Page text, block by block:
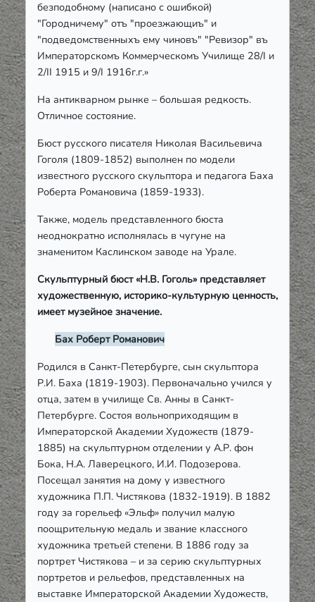
безподобному (написано с ошибкой)
"Городничему" отъ "проезжающиъ" и
"подведомственныхъ ему чиновъ" "Ревизор" въ
Императорскомъ Коммерческомъ Училище 28/I и
2/II 1915 и 9/I 1916г.г.»
На антикварном рынке – большая редкость.
Отличное состояние.
Бюст русского писателя Николая Васильевича
Гоголя (1809-1852) выполнен по модели
известного русского скульптора и педагога Баха
Роберта Романовича (1859-1933).
Также, модель представленного бюста
неоднократно исполнялась в чугуне на
знаменитом Каслинском заводе на Урале.
Скульптурный бюст «Н.В. Гоголь» представляет
художественную, историко-культурную ценность,
имеет музейное значение.
Бах Роберт Романович
Родился в Санкт-Петербурге, сын скульптора
Р.И. Баха (1819-1903). Первоначально учился у
отца, затем в училище Св. Анны в Санкт-
Петербурге. Состоя вольноприходящим в
Императорской Академии Художеств (1879-
1885) на скульптурном отделении у А.Р. фон
Бока, Н.А. Лаверецкого, И.И. Подозерова.
Посещал занятия на дому у известного
художника П.П. Чистякова (1832-1919). В 1882
году за горельеф «Эльф» получил малую
поощрительную медаль и звание классного
художника третьей степени. В 1886 году за
портрет Чистякова – и за серию скульптурных
портретов и рельефов, представленных на
выставке Императорской Академии Художеств,